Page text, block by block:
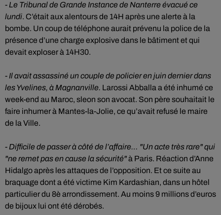
- Le Tribunal de Grande Instance de Nanterre évacué ce
lundi. C’était aux alentours de 14H après une alerte à la
bombe. Un coup de téléphone aurait prévenu la police de la
présence d’une charge explosive dans le bâtiment et qui
devait exploser à 14H30.
- Il avait assassiné un couple de policier en juin dernier dans
les Yvelines, à Magnanville. Larossi Abballa a été inhumé ce
week-end au Maroc, sleon son avocat. Son père souhaitait le
faire inhumer à Mantes-la-Jolie, ce qu’avait refusé le maire
de la Ville.
- Difficile de passer à côté de l’affaire… "Un acte très rare" qui
"ne remet pas en cause la sécurité"à Paris. Réaction d’Anne
Hidalgo après les attaques de l’opposition. Et ce suite au
braquage dont a été victime Kim Kardashian, dans un hôtel
particulier du 8è arrondissement. Au moins 9 millions d’euros
de bijoux lui ont été dérobés.